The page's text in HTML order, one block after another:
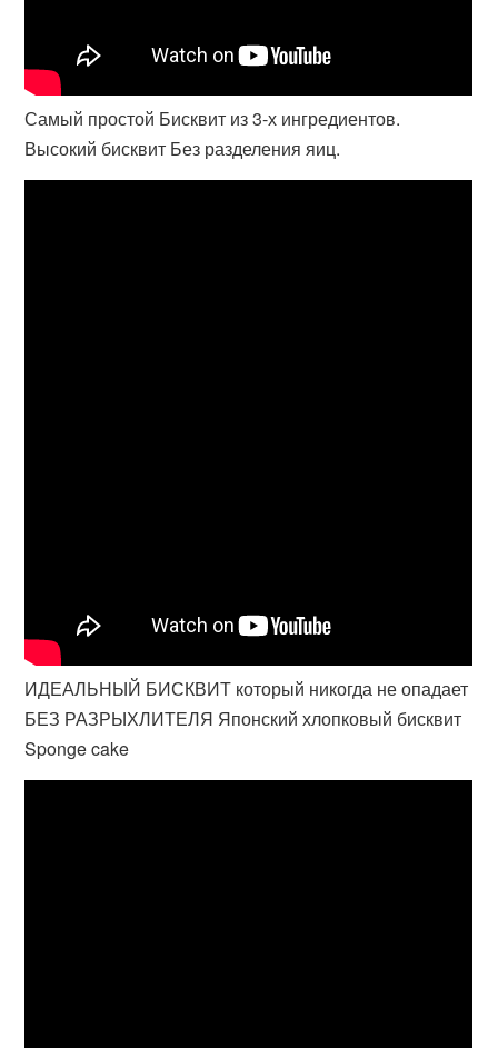
Самый простой Бисквит из 3-х ингредиентов.
Высокий бисквит Без разделения яиц.
ИДЕАЛЬНЫЙ БИСКВИТ который никогда не опадает
БЕЗ РАЗРЫХЛИТЕЛЯ Японский хлопковый бисквит
Sponge cake